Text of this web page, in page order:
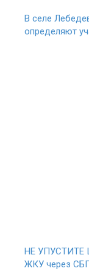
В селе
НЕ УПУСТИТЕ
ЖКУ через